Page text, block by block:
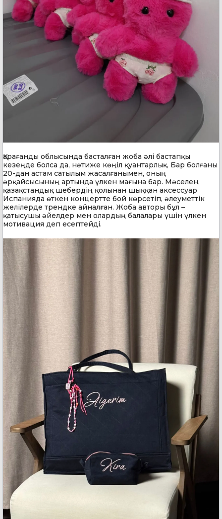
Қарағанды облысында басталған жоба әлі бастапқы
кезеңде болса да, нәтиже көңіл қуантарлық. Бар болғаны
20-дан астам сатылым жасалғанымен, оның
әрқайсысының артында үлкен мағына бар. Мәселен,
қазақстандық шебердің қолынан шыққан аксессуар
Испанияда өткен концертте бой көрсетіп, әлеуметтік
желілерде трендке айналған. Жоба авторы бұл –
қатысушы әйелдер мен олардың балалары үшін үлкен
мотивация деп есептейді.